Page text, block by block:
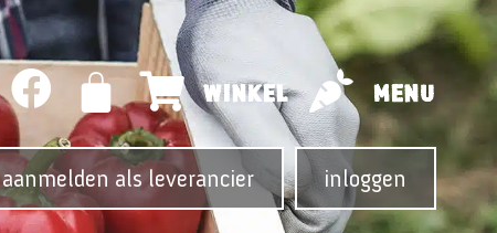
WINKEL MENU
aanmelden als leverancier inloggen